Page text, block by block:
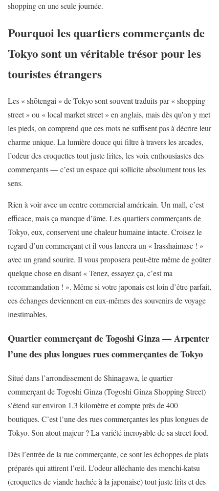
shopping en une seule journée.
Pourquoi les quartiers commerçants de
Tokyo sont un véritable trésor pour les
touristes étrangers
Les « shōtengai » de Tokyo sont souvent traduits par « shopping
street » ou « local market street » en anglais, mais dès qu’on y met
les pieds, on comprend que ces mots ne suffisent pas à décrire leur
charme unique. La lumière douce qui filtre à travers les arcades,
l’odeur des croquettes tout juste frites, les voix enthousiastes des
commerçants — c’est un espace qui sollicite absolument tous les
sens.
Rien à voir avec un centre commercial américain. Un mall, c’est
efficace, mais ça manque d’âme. Les quartiers commerçants de
Tokyo, eux, conservent une chaleur humaine intacte. Croisez le
regard d’un commerçant et il vous lancera un « Irasshaimase ! »
avec un grand sourire. Il vous proposera peut-être même de goûter
quelque chose en disant « Tenez, essayez ça, c’est ma
recommandation ! ». Même si votre japonais est loin d’être parfait,
ces échanges deviennent en eux-mêmes des souvenirs de voyage
inestimables.
Quartier commerçant de Togoshi Ginza — Arpenter
l’une des plus longues rues commerçantes de Tokyo
Situé dans l’arrondissement de Shinagawa, le quartier
commerçant de Togoshi Ginza (Togoshi Ginza Shopping Street)
s’étend sur environ 1,3 kilomètre et compte près de 400
boutiques. C’est l’une des rues commerçantes les plus longues de
Tokyo. Son atout majeur ? La variété incroyable de sa street food.
Dès l’entrée de la rue commerçante, ce sont les échoppes de plats
préparés qui attirent l’œil. L’odeur alléchante des menchi-katsu
(croquettes de viande hachée à la japonaise) tout juste frits et des